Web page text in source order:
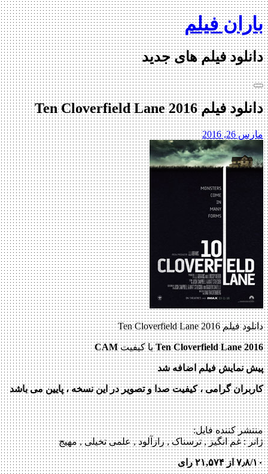
Skip
to
content
باران فیلم
دانلود فیلم های جدید
دانلود فیلم Ten Cloverfield Lane 2016
مارس 26, 2016
دانلود فیلم Ten Cloverfield Lane 2016
Ten Cloverfield Lane 2016با کیفیتCAM
پیش نمایش فیلم اضافه شد
کاربران گرامی ، کیفیت صدا و تصویر در این نسخه ، پایین می باشد
منتشر کننده فایل:
ژانر : غم انگیز , ترسناک , رازآلود , علمی تخیلی , مهیج
۷٫۸/۱۰ از ۲۱,۵۷۴ رای